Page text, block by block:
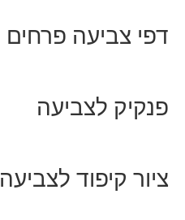
דפי צביעה פרחים
פנקיק לצביעה
ציור קיפוד לצביעה